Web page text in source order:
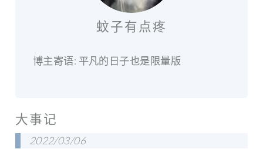
蚊子有点疼
博主寄语: 平凡的日子也是限量版
大事记
2022/03/06